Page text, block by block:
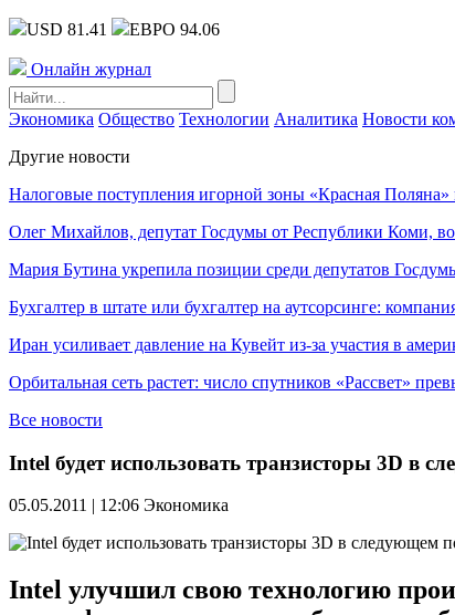
USD 81.41 ЕВРО 94.06
Онлайн журнал
Экономика Общество Технологии Аналитика Новости
Другие новости
Налоговые поступления игорной зоны «Красная
Олег Михайлов, депутат Госдумы от Республики Коми,
Мария Бутина укрепила позиции среди депутатов
Бухгалтер в штате или бухгалтер на аутсорсинге:
Иран усиливает давление на Кувейт из-за участия в
Орбитальная сеть растет: число спутников «Рассвет»
Все новости
Intel будет использовать транзисторы 3D в
05.05.2011 | 12:06 Экономика
Intel улучшил свою технологию